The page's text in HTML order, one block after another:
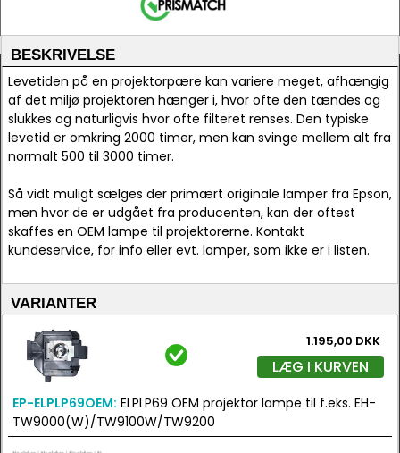
BESKRIVELSE
Levetiden på en projektorpære kan variere meget, afhængig
af det miljø projektoren hænger i, hvor ofte den tændes og
slukkes og naturligvis hvor ofte filteret renses. Den typiske
levetid er omkring 2000 timer, men kan svinge mellem alt fra
normalt 500 til 3000 timer.
Så vidt muligt sælges der primært originale lamper fra Epson,
men hvor de er udgået fra producenten, kan der oftest
skaffes en OEM lampe til projektorerne. Kontakt
kundeservice, for info eller evt. lamper, som ikke er i listen.
VARIANTER
1.195,00 DKK
LÆG I KURVEN
EP-ELPLP69OEM: ELPLP69 OEM projektor lampe til f.eks. EH-
TW9000(W)/TW9100W/TW9200